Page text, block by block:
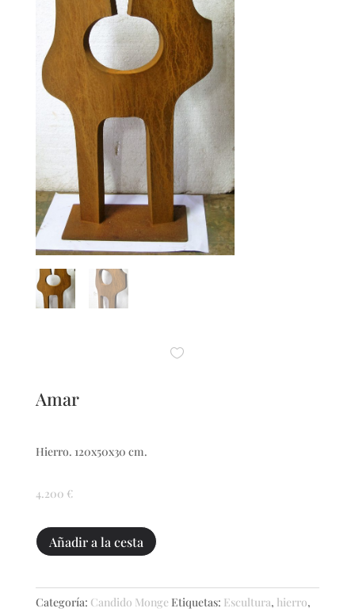
Amar
Hierro. 120x50x30 cm.
4.200 €
Amar
cantidad
Añadir a la cesta
Categoría: Candido Monge Etiquetas: Escultura, hierro,